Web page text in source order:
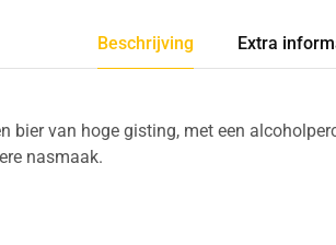
Beschrijving Extra
bier van hoge gisting, met een
nasmaak.